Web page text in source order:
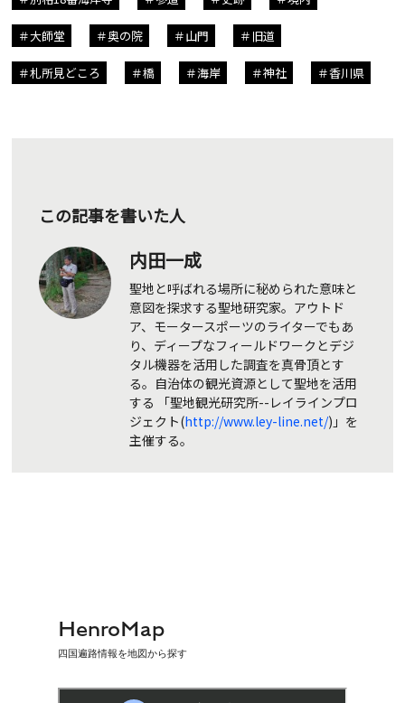
大師堂 奥の院 山門 旧道
札所見どころ 橋 海岸 神社 香川県
この記事を書いた人
内田一成
聖地と呼ばれる場所に秘められた意味と
意図を探求する聖地研究家。アウトド
ア、モータースポーツのライターでもあ
り、ディープなフィールドワークとデジ
タル機器を活用した調査を真骨頂とす
る。自治体の観光資源として聖地を活用
する 「聖地観光研究所--レイラインプロ
ジェクト(http://www.ley-line.net/)」を
主催する。
HenroMap
四国遍路情報を地図から探す